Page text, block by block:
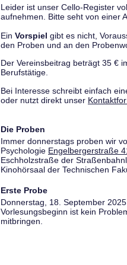
Leider ist unser Cello-Register
aufnehmen. Bitte seht von einer
Ein Vorspiel gibt es nicht,
den Proben und an den
Der Vereinsbeitrag beträgt 35 €
Berufstätige.
Bei Interesse schreibt einfach
oder nutzt direkt unser
Die Proben
Immer donnerstags proben wir
Psychologie Engelbergerstraße
Eschholzstraße der
Kinohörsaal der Technischen
Erste Probe
Donnerstag, 18. September
Vorlesungsbeginn ist kein
mitbringen.